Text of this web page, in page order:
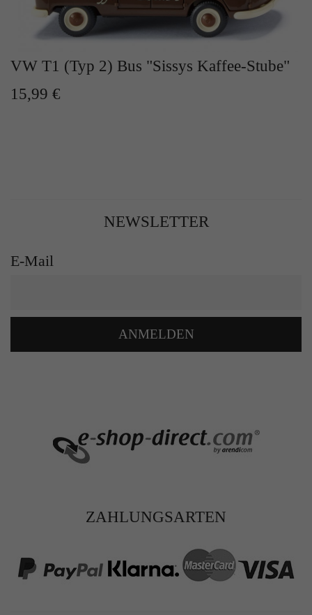
VW T1 (Typ 2) Bus "Sissys Kaffee-Stube"
15,99 €
NEWSLETTER
E-Mail
ANMELDEN
ZAHLUNGSARTEN